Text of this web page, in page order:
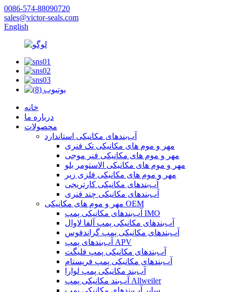
0086-574-88090720
sales@victor-seals.com
English
خانه
درباره ما
محصولات
آب‌بندهای مکانیکی استاندارد
مهر و موم های مکانیکی تک فنری
مهر و موم های مکانیکی فنر موجی
مهر و موم های مکانیکی الاستومر بلو
مهر و موم های مکانیکی فلزی زیر
آب‌بندهای مکانیکی کارتریجی
آب‌بندهای مکانیکی چند فنری
مهر و موم های مکانیکی OEM
آب‌بندهای مکانیکی پمپ IMO
آب‌بندهای مکانیکی پمپ آلفا لاوال
آب‌بندهای مکانیکی پمپ گراندفوس
آب‌بندهای پمپ APV
آب‌بندهای مکانیکی پمپ فلیگت
آب‌بندهای مکانیکی پمپ فریستام
آب‌بند مکانیکی پمپ لوارا
آب‌بند مکانیکی پمپ Allweiler
سایر آب‌بندهای مکانیکی پمپ